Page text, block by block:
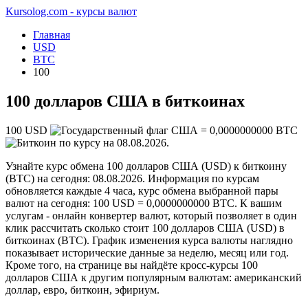
Kursolog.com - курсы валют
Главная
USD
BTC
100
100 долларов США в биткоинах
100 USD = 0,0000000000 BTC
по курсу на 08.08.2026.
Узнайте курс обмена 100 долларов США (USD) к биткоину
(BTC) на сегодня: 08.08.2026. Информация по курсам
обновляется каждые 4 часа, курс обмена выбранной пары
валют на сегодня: 100 USD = 0,0000000000 BTC. К вашим
услугам - онлайн конвертер валют, который позволяет в один
клик рассчитать сколько стоит 100 долларов США (USD) в
биткоинах (BTC). График изменения курса валюты наглядно
показывает исторические данные за неделю, месяц или год.
Кроме того, на странице вы найдёте кросс-курсы 100
долларов США к другим популярным валютам: американский
доллар, евро, биткоин, эфириум.